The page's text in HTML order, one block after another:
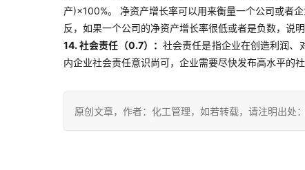
产)×100%。 净资产增长率可以用来衡量一个公司或者
反，如果一个公司的净资产增长率很低或者是负数，说
14. 社会责任（0.7）：社会责任是指企业在创造利润、
内企业社会责任意识尚可，企业需要尽快发布高水平的
原创文章，作者：化工管理，如若转载，请注明出